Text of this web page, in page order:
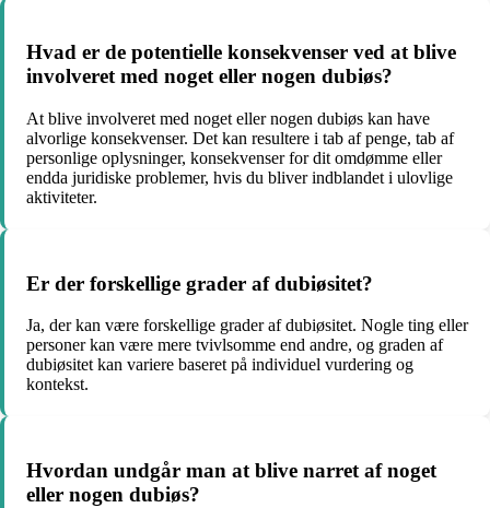
Hvad er de potentielle konsekvenser ved at blive
involveret med noget eller nogen dubiøs?
At blive involveret med noget eller nogen dubiøs kan have
alvorlige konsekvenser. Det kan resultere i tab af penge, tab af
personlige oplysninger, konsekvenser for dit omdømme eller
endda juridiske problemer, hvis du bliver indblandet i ulovlige
aktiviteter.
Er der forskellige grader af dubiøsitet?
Ja, der kan være forskellige grader af dubiøsitet. Nogle ting eller
personer kan være mere tvivlsomme end andre, og graden af ​​
dubiøsitet kan variere baseret på individuel vurdering og
kontekst.
Hvordan undgår man at blive narret af noget
eller nogen dubiøs?